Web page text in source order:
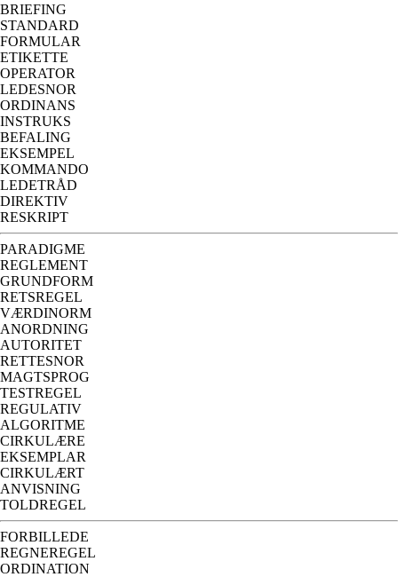
BRIEFING
STANDARD
FORMULAR
ETIKETTE
OPERATOR
LEDESNOR
ORDINANS
INSTRUKS
BEFALING
EKSEMPEL
KOMMANDO
LEDETRÅD
DIREKTIV
RESKRIPT
PARADIGME
REGLEMENT
GRUNDFORM
RETSREGEL
VÆRDINORM
ANORDNING
AUTORITET
RETTESNOR
MAGTSPROG
TESTREGEL
REGULATIV
ALGORITME
CIRKULÆRE
EKSEMPLAR
CIRKULÆRT
ANVISNING
TOLDREGEL
FORBILLEDE
REGNEREGEL
ORDINATION